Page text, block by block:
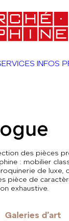
INFOS
des pièces
: mobilier
de luxe,
pièce de
exhaustive.
Galeries d’art